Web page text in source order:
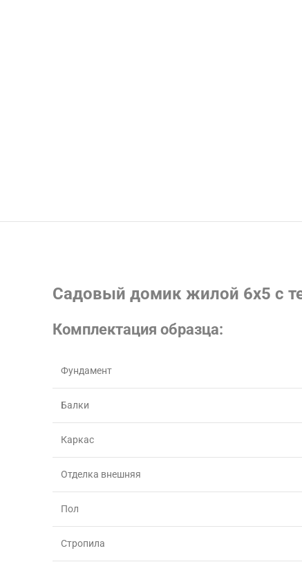
Садовый домик жилой 6х5 с
Комплектация образца:
Фундамент
Балки
Каркас
Отделка внешняя
Пол
Стропила